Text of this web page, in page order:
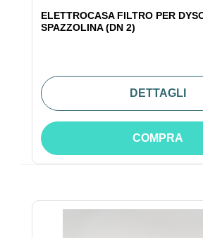
ELETTROCASA FILTRO PER
SPAZZOLINA (DN 2)
DETTAGLI
COMPRA